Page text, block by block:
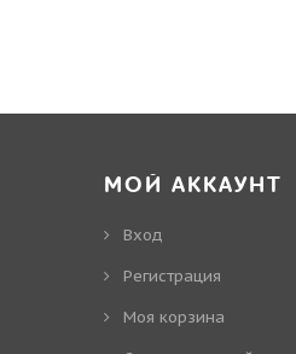
МОЙ АККАУНТ
Вход
Регистрация
Моя корзина